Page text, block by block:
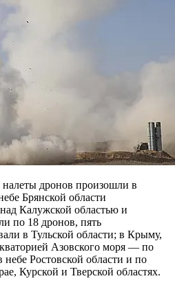
дронов произошли в
Брянской области
Калужской областью и
по 18 дронов, пять
в Тульской области; в Крыму,
Азовского моря — по
Ростовской области и по
Курской и Тверской областях.